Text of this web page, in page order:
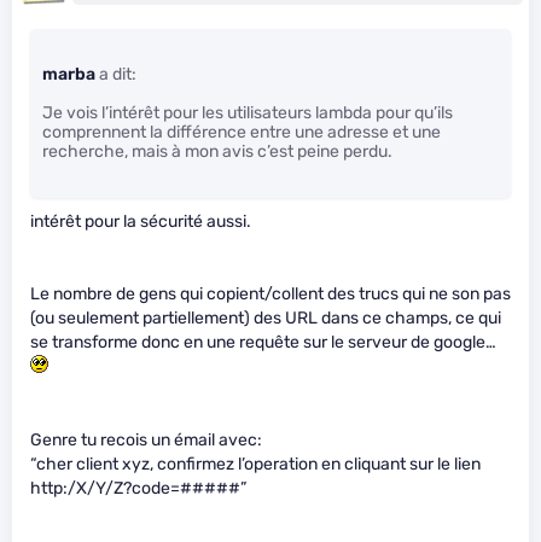
marbaa dit:
Je vois l’intérêt pour les utilisateurs lambda pour qu’ils
comprennent la différence entre une adresse et une
recherche, mais à mon avis c’est peine perdu.
intérêt pour la sécurité aussi.
Le nombre de gens qui copient/collent des trucs qui ne son pas
(ou seulement partiellement) des URL dans ce champs, ce qui
se transforme donc en une requête sur le serveur de google…
Genre tu recois un émail avec:
“cher client xyz, confirmez l’operation en cliquant sur le lien
http:/X/Y/Z?code=#####”